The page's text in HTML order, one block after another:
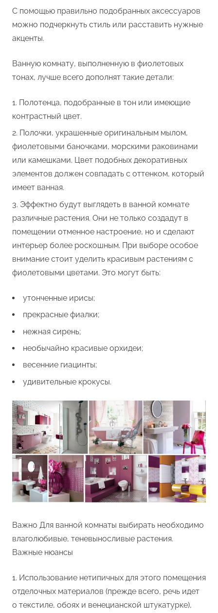
С помощью правильно подобранных аксессуаров
можно подчеркнуть стиль или расставить нужные
акценты.
Ванную комнату, выполненную в фиолетовых
тонах, лучше всего дополнят такие детали:
Полотенца, подобранные в тон или имеющие
контрастный цвет.
Полочки, украшенные оригинальным мылом,
фиолетовыми баночками, морскими раковинами
или камешками. Цвет подобных декоративных
элементов должен совпадать с оттенком, который
имеет ванная.
Эффектно будут выглядеть в ванной комнате
различные растения. Они не только создадут в
помещении отменное настроение, но и сделают
интерьер более роскошным. При выборе особое
внимание стоит уделить красивым растениям с
фиолетовыми цветами. Это могут быть:
утонченные ирисы;
прекрасные фиалки;
нежная сирень;
необычайно красивые орхидеи;
весенние гиацинты;
удивительные крокусы.
Важно Для ванной комнаты выбирать необходимо
влаголюбивые, теневыносливые растения.
Важные нюансы
Использование нетипичных для этого помещения
отделочных материалов (прежде всего, речь идет
о текстиле, обоях и венецианской штукатурке),